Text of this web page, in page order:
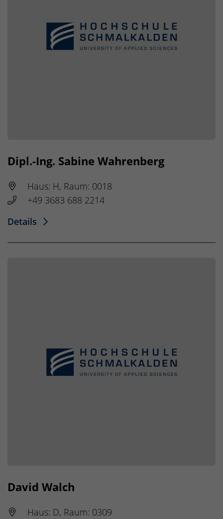
Dipl.-Ing. Sabine Wahrenberg
Haus: H, Raum: 0018
+49 3683 688 2214
Details
David Walch
Haus: D, Raum: 0309